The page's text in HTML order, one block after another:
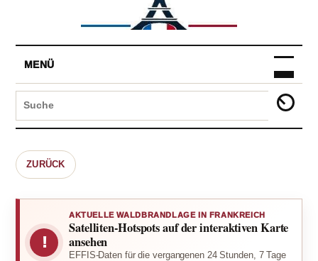
MENÜ
ZURÜCK
!
AKTUELLE WALDBRANDLAGE IN FRANKREICH
Satelliten-Hotspots auf der interaktiven Karte
ansehen
EFFIS-Daten für die vergangenen 24 Stunden, 7 Tage